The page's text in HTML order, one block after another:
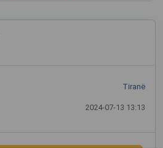
Tiranë
2024-07-13 13:13